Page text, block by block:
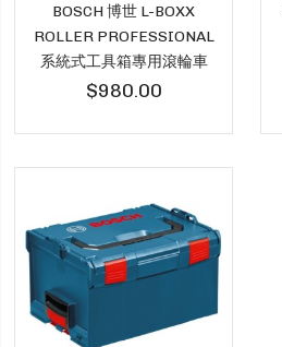
BOSCH 博世 L-BOXX
ROLLER PROFESSIONAL
系統式工具箱專用滾輪車
$980.00